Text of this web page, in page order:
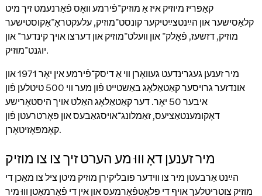
קאַפּריז מיוזיק איז אַ מוזיק־פֿירמע וואָס פֿאַרנעמט זיך מיט
קלאַסישער און הײַנטצײַטיקער קונסט־מוזיק, עלעקטראָ־אַקוסטישער
מוזיק, דזשעז, פֿאָלק־ און וועלט־מוזיק און דערצו אויך קינדער־ און
יוגנט־מוזיק.
מיר זענען געגרינדעט געוואָרן ווי אַ דיסק־פֿירמע אין יאָר 1971 און
אונדזער גרויסער קאַטאַלאָג באַשטײט פֿון מער ווי 500 טיטלען פֿון
איבער 50 יאָר. דער קאַטאַלאָג האַלט אויך היסטאָרישע
דאָקומענטאַציעס, זאַמלונג־אויסגאַבעס און פּאָרטרעטן פֿון
קאָמפּאָזיטאָרן.
מיר זענען דאָ וווּ מע הערט זיך צו צו מוזיק
הײַנט אַרבעטן מיר צו ווידער פּובליקירן מוזיק מיטן ציל צו מאַכן די
מוזיק צוטריטלעך אויף די פּלאַטפֿאָרמעס און אין די פֿאָרמאַטן וווּ מיר